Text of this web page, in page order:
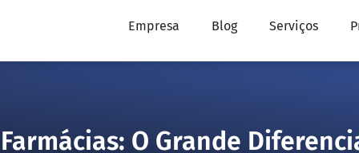
Empresa Blog Serviços
O Grande